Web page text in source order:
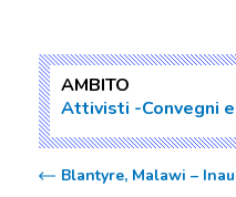
AMBITO
Attivisti Convegni
Blantyre, Malawi –